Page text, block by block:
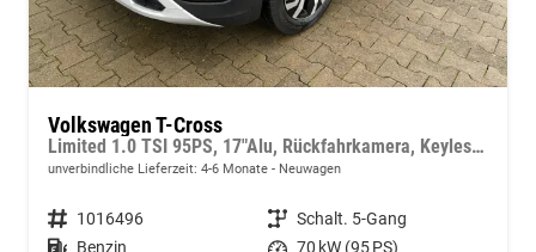
Volkswagen T-Cross
Limited 1.0 TSI 95PS, 17"Alu, Rückfahrkamera, Keyless Access, Abgedunkelte Scheiben, Sicht-Paket, Metallic, Parksensoren vo/hi, Radio Composition 8", Klima, M-Lederlenkrad, Digitales Cockpit, Dachreling, Wireless App-Connect, Side Assist, ACC Tempomat
unverbindliche Lieferzeit: 4-6 Monate Neuwagen
Fahrzeugnummer 1016496 Getriebe Schalt. 5-Gang
Kraftstoff Benzin Leistung 70 kW (95 PS)